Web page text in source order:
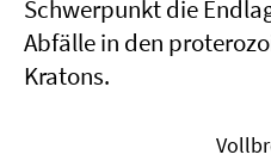
Schwerpunkt die
Abfälle in den
Kratons.